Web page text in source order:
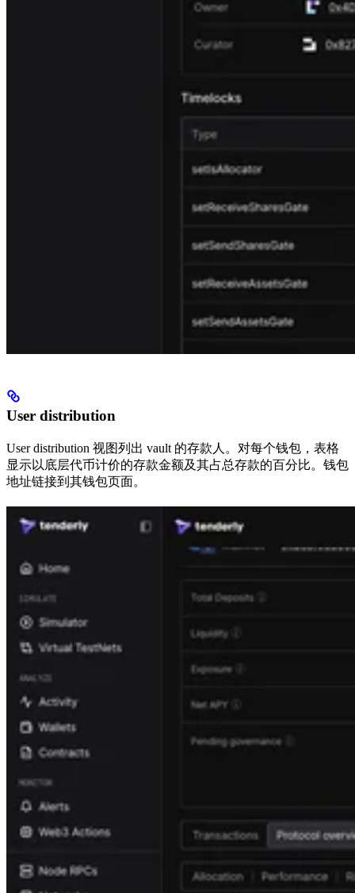
User distribution
User distribution 视图列出 vault 的存款人。对每个钱包，表格
显示以底层代币计价的存款金额及其占总存款的百分比。钱包
地址链接到其钱包页面。